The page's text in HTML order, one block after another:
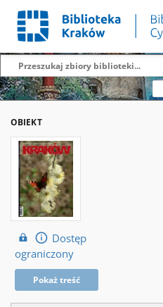
OBIEKT
Dostęp
ograniczony
Pokaż treść